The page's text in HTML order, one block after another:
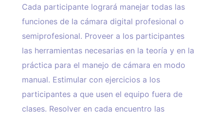
Cada participante logrará manejar todas las
funciones de la cámara digital profesional o
semiprofesional. Proveer a los participantes
las herramientas necesarias en la teoría y en la
práctica para el manejo de cámara en modo
manual. Estimular con ejercicios a los
participantes a que usen el equipo fuera de
clases. Resolver en cada encuentro las